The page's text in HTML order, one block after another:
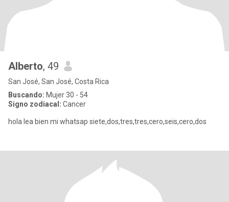
Alberto, 49
San José, San José, Costa Rica
Buscando: Mujer 30 - 54
Signo zodiacal: Cancer
hola lea bien mi whatsap siete,dos,tres,tres,cero,seis,cero,dos